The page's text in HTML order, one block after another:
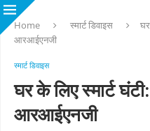
Home स्मार्ट डिवाइस
आरआईएनजी
स्मार्ट डिवाइस
घर के लिए स्मार्ट
आरआईएनजी